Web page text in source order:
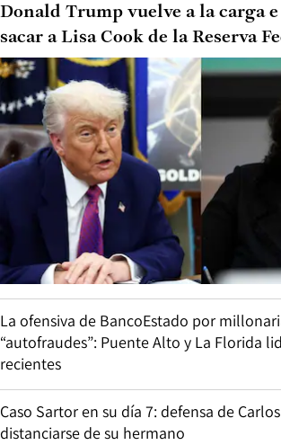
Donald Trump vuelve a la carga
sacar a Lisa Cook de la Reserva
La ofensiva de BancoEstado por
“autofraudes”: Puente Alto y La Florida
recientes
Caso Sartor en su día 7: defensa de
distanciarse de su hermano